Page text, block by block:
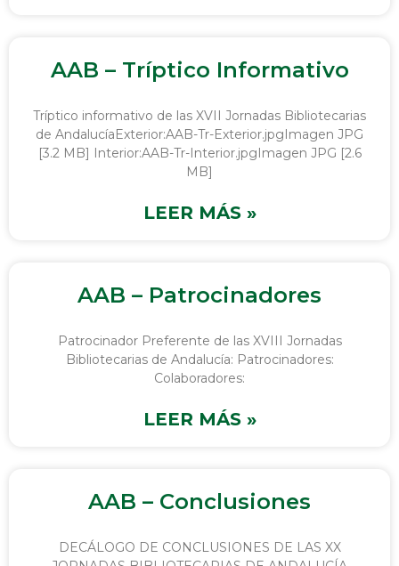
AAB – Tríptico Informativo
Tríptico informativo de las XVII Jornadas Bibliotecarias
de AndalucíaExterior:AAB-Tr-Exterior.jpgImagen JPG
[3.2 MB] Interior:AAB-Tr-Interior.jpgImagen JPG [2.6
MB]
LEER MÁS »
AAB – Patrocinadores
Patrocinador Preferente de las XVIII Jornadas
Bibliotecarias de Andalucía: Patrocinadores:
Colaboradores:
LEER MÁS »
AAB – Conclusiones
DECÁLOGO DE CONCLUSIONES DE LAS XX